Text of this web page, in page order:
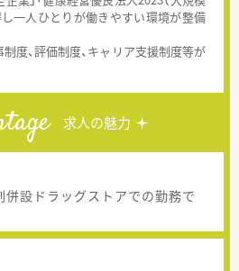
し一人ひとりが働きやすい環境が整備
度、評価制度、キャリア支援制度等が
求人の魅力
設ドラッグストアでの勤務で